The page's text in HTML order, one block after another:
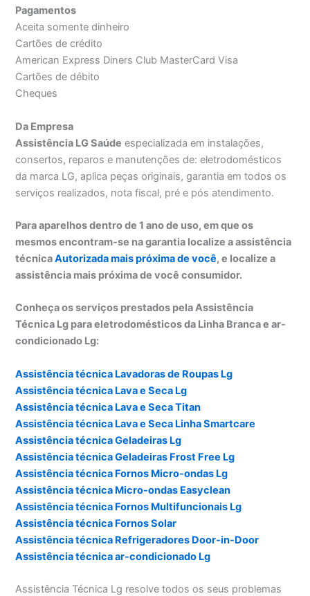
Pagamentos
Aceita somente dinheiro
Cartões de crédito
American Express Diners Club MasterCard Visa
Cartões de débito
Cheques
Da Empresa
Assistência LG Saúde especializada em instalações,
consertos, reparos e manutenções de: eletrodomésticos
da marca LG, aplica peças originais, garantia em todos os
serviços realizados, nota fiscal, pré e pós atendimento.
Para aparelhos dentro de 1 ano de uso, em que os
mesmos encontram-se na garantia localize a assistência
técnicaAutorizada mais próxima de você, e localize a
assistência mais próxima de você consumidor.
Conheça os serviços prestados pela Assistência
Técnica Lg para eletrodomésticos da Linha Branca e ar-
condicionado Lg:
Assistência técnica Lavadoras de Roupas Lg
Assistência técnica Lava e Seca Lg
Assistência técnica Lava e Seca Titan
Assistência técnica Lava e Seca Linha Smartcare
Assistência técnica Geladeiras Lg
Assistência técnica Geladeiras Frost Free Lg
Assistência técnica Fornos Micro-ondas Lg
Assistência técnica Micro-ondas Easyclean
Assistência técnica Fornos Multifuncionais Lg
Assistência técnica Fornos Solar
Assistência técnica Refrigeradores Door-in-Door
Assistência técnica ar-condicionado Lg
Assistência Técnica Lg resolve todos os seus problemas